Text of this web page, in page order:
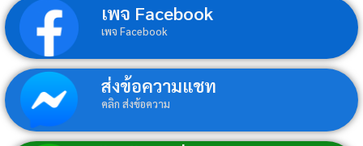
เพจ Facebook
เพจ Facebook
ส่งข้อความแชท
คลิก ส่งข้อความ